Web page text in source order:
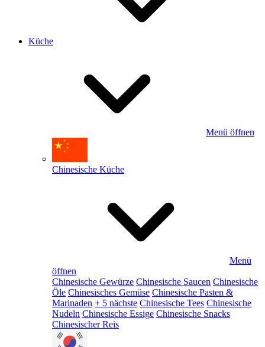
Küche
Menü öffnen
Chinesische Küche
Menü
öffnen
Chinesische Gewürze Chinesische Saucen Chinesische
Öle Chinesisches Gemüse Chinesische Pasten &
Marinaden + 5 nächste Chinesische Tees Chinesische
Nudeln Chinesische Essige Chinesische Snacks
Chinesischer Reis